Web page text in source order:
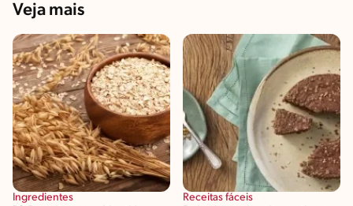
Veja mais
Ingredientes Receitas fáceis